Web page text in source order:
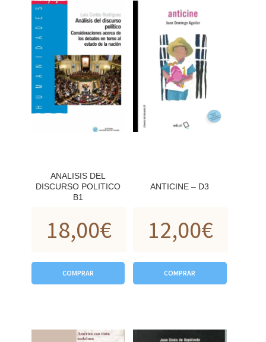
ANALISIS DEL
DISCURSO POLITICO
B1
18,00€
COMPRAR
ANTICINE – D3
12,00€
COMPRAR